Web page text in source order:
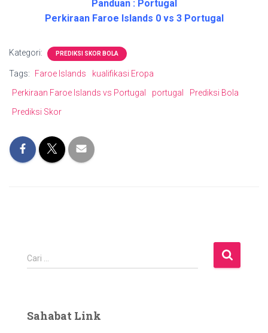
Panduan : Portugal
Perkiraan Faroe Islands 0 vs 3 Portugal
Kategori: PREDIKSI SKOR BOLA
Tags: Faroe Islands
kualifikasi Eropa
Perkiraan Faroe Islands vs Portugal
portugal
Prediksi Bola
Prediksi Skor
C
a
n
Cari …
Sahabat Link